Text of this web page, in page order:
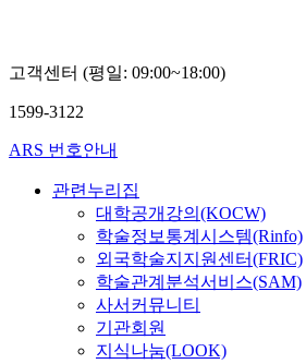
고객센터 (평일: 09:00~18:00)
1599-3122
ARS 번호안내
관련누리집
대학공개강의(KOCW)
학술정보통계시스템(Rinfo)
외국학술지지원센터(FRIC)
학술관계분석서비스(SAM)
사서커뮤니티
기관회원
지식나눔(LOOK)